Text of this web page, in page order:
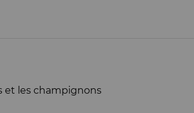
et les champignons